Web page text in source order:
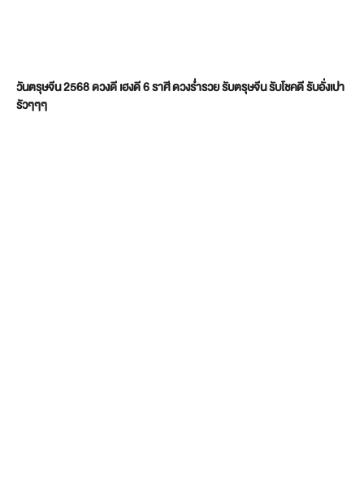
วันตรุษจีน 2568 ดวงดี เฮงดี 6 ราศี ดวงร่ำรวย รับตรุษจีน รับโชคดี รับอั่งเปา
รัวๆๆๆ